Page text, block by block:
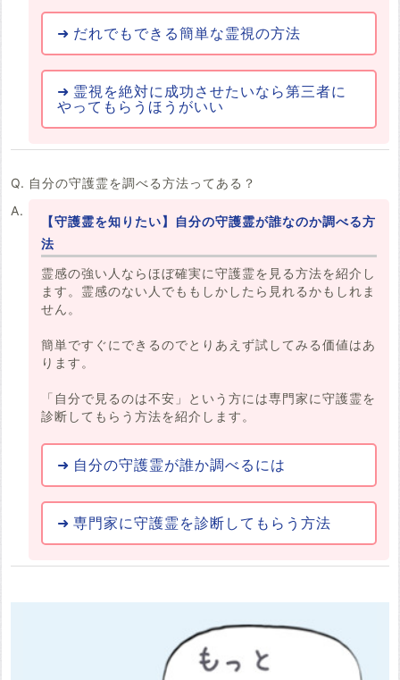
だれでもできる簡単な霊視の方法
霊視を絶対に成功させたいなら第三者に
やってもらうほうがいい
自分の守護霊を調べる方法ってある？
【守護霊を知りたい】自分の守護霊が誰なのか調べる方
法
霊感の強い人ならほぼ確実に守護霊を見る方法を紹介し
ます。霊感のない人でももしかしたら見れるかもしれま
せん。
簡単ですぐにできるのでとりあえず試してみる価値はあ
ります。
「自分で見るのは不安」という方には専門家に守護霊を
診断してもらう方法を紹介します。
自分の守護霊が誰か調べるには
専門家に守護霊を診断してもらう方法